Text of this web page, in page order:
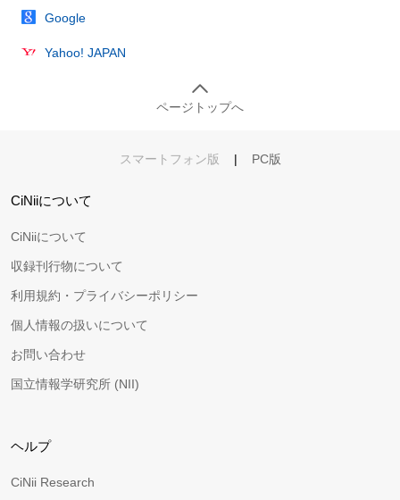
Google
Yahoo! JAPAN
ページトップへ
スマートフォン版 | PC版
CiNiiについて
CiNiiについて
収録刊行物について
利用規約・プライバシーポリシー
個人情報の扱いについて
お問い合わせ
国立情報学研究所 (NII)
ヘルプ
CiNii Research